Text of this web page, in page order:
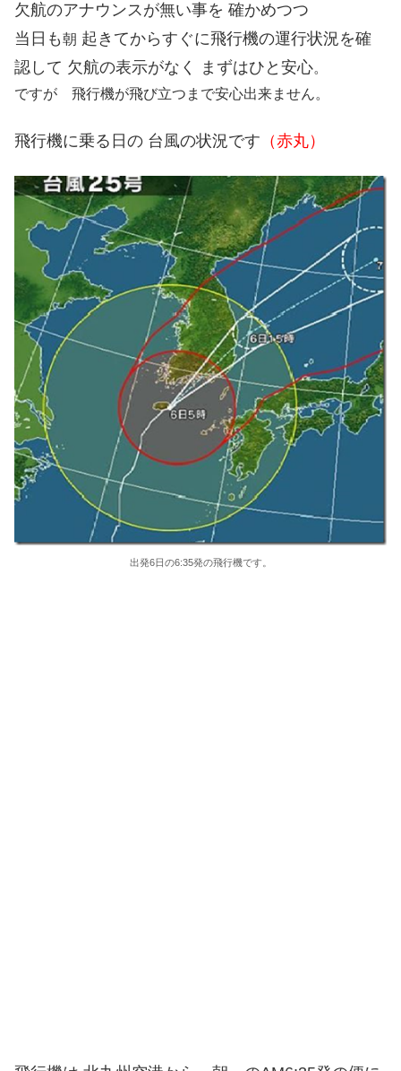
欠航のアナウンスが無い事を 確かめつつ
当日も朝 起きてからすぐに飛行機の運行状況を確
認して 欠航の表示がなく まずはひと安心。
ですが 飛行機が飛び立つまで安心出来ません。
飛行機に乗る日の 台風の状況です （赤丸）
出発6日の6:35発の飛行機です。